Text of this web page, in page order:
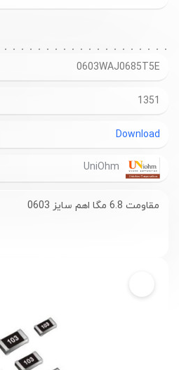
0603WAJ0685T5E
1351
Download
مقاومت 6.8 مگا اهم سایز 0603